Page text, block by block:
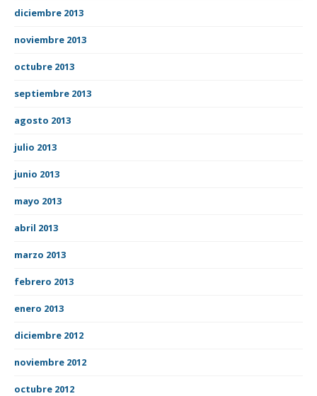
diciembre 2013
noviembre 2013
octubre 2013
septiembre 2013
agosto 2013
julio 2013
junio 2013
mayo 2013
abril 2013
marzo 2013
febrero 2013
enero 2013
diciembre 2012
noviembre 2012
octubre 2012